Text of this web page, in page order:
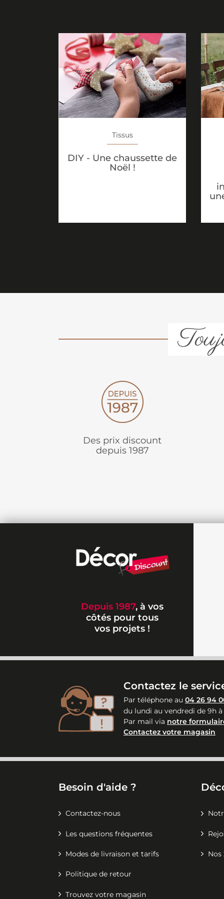
Tissus
DIY - Une chaussette de
Noël !
Des prix discount
depuis 1987
Depuis 1987, à vos
côtés pour tous
vos projets !
Contactez le
Par téléphone au 04 26 94
du lundi au vendredi de 9h à
Par mail via notre
Contactez votre magasin
Besoin d'aide ?
Contactez-nous
Les questions fréquentes
Modes de livraison et tarifs
Politique de retour
Trouvez votre magasin
Nos